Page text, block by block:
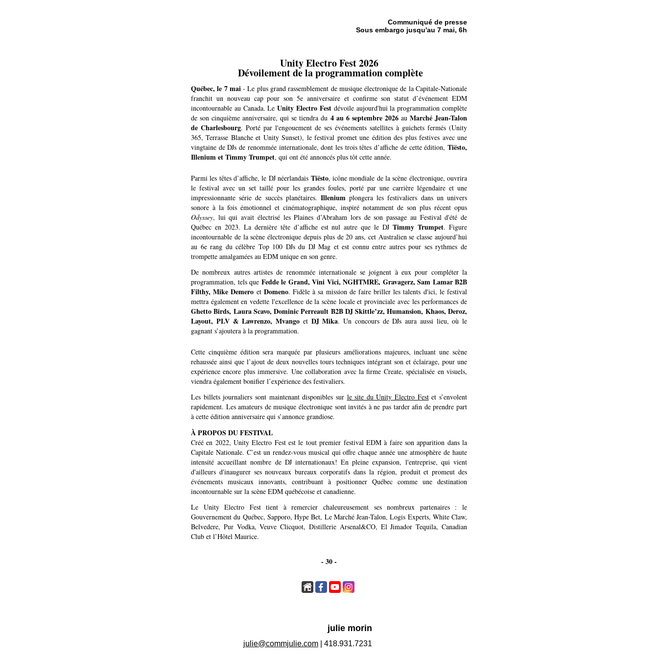
Communiqué de presse
Sous embargo jusqu'au 7 mai, 6h
Unity Electro Fest 2026
Dévoilement de la programmation complète
Québec, le 7 mai- Le plus grand rassemblement de musique électronique de la Capitale-Nationale
franchit un nouveau cap pour son 5e anniversaire et confirme son statut d’événement EDM
incontournable au Canada. LeUnity Electro Festdévoile aujourd'hui la programmation complète
de son cinquième anniversaire, qui se tiendra du 4 au 6 septembre 2026au Marché Jean-Talon
de Charlesbourg. Porté par l'engouement de ses événements satellites à guichets fermés (Unity
365, Terrasse Blanche et Unity Sunset), le festival promet une édition des plus festives avec une
vingtaine de DJs de renommée internationale, dont les trois têtes d’affiche de cette édition, Tiësto,
Illenium et Timmy Trumpet, qui ont été annoncés plus tôt cette année.
Parmi les têtes d’affiche, le DJ néerlandais Tiësto, icône mondiale de la scène électronique, ouvrira
le festival avec un set taillé pour les grandes foules, porté par une carrière légendaire et une
impressionnante série de succès planétaires. Illeniumplongera les festivaliers dans un univers
sonore à la fois émotionnel et cinématographique, inspiré notamment de son plus récent opus
Odyssey, lui qui avait électrisé les Plaines d’Abraham lors de son passage au Festival d'été de
Québec en 2023. La dernière tête d’affiche est nul autre que le DJTimmy Trumpet. Figure
incontournable de la scène électronique depuis plus de 20 ans, cet Australien se classe aujourd’hui
au 6e rang du célèbre Top 100 DJs du DJ Mag et est connu entre autres pour ses rythmes de
trompette amalgamées au EDM unique en son genre.
De nombreux autres artistes de renommée internationale se joignent à eux pour compléter la
programmation, tels que Fedde le Grand, Vini Vici, NGHTMRE, Gravagerz, Sam Lamar B2B
Filthy, Mike Demero etDomeno. Fidèle à sa mission de faire briller les talents d'ici, le festival
mettra également en vedette l'excellence de la scène locale et provinciale avec les performances de
Ghetto Birds, Laura Scavo, Dominic Perreault B2B DJ Skittle’zz, Humansion, Khaos, Deroz,
Layout, PLV & Lawrenzo, Mvango etDJ Mika. Un concours de DJs aura aussi lieu, où le
gagnant s’ajoutera à la programmation.
Cette cinquième édition sera marquée par plusieurs améliorations majeures, incluant une scène
rehaussée ainsi que l’ajout de deux nouvelles tours techniques intégrant son et éclairage, pour une
expérience encore plus immersive. Une collaboration avec la firme Create, spécialisée en visuels,
viendra également bonifier l’expérience des festivaliers.
Les billets journaliers sont maintenant disponibles sur le site du Unity Electro Festet s’envolent
rapidement. Les amateurs de musique électronique sont invités à ne pas tarder afin de prendre part
à cette édition anniversaire qui s’annonce grandiose.
À PROPOS DU FESTIVAL
Créé en 2022, Unity Electro Fest est le tout premier festival EDM à faire son apparition dans la
Capitale Nationale. C’est un rendez-vous musical qui offre chaque année une atmosphère de haute
intensité accueillant nombre de DJ internationaux! En pleine expansion, l'entreprise, qui vient
d'ailleurs d'inaugurer ses nouveaux bureaux corporatifs dans la région, produit et promeut des
événements musicaux innovants, contribuant à positionner Québec comme une destination
incontournable sur la scène EDM québécoise et canadienne.
Le Unity Electro Fest tient à remercier chaleureusement ses nombreux partenaires : le
Gouvernement du Québec, Sapporo, Hype Bet, Le Marché Jean-Talon, Logis Experts, White Claw,
Belvedere, Pur Vodka, Veuve Clicquot, Distillerie Arsenal&CO, El Jimador Tequila, Canadian
Club et l’Hôtel Maurice.
- 30 -
julie morin
julie@commjulie.com | 418.931.7231